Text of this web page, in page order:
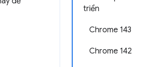
triển
Chrome 143
Chrome 142